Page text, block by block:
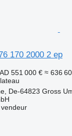
170 2000 2 ep
551 000 € ≈ 636
De-64823 Gross